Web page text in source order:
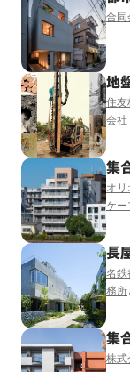
合同
地
住友
会社
集
オリ
ケー
長
名鉄
務所
集
株式